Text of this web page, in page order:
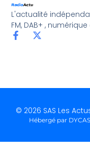
L'actualité
FM, DAB+ ,
© 2026 SAS Les
Hébergé par